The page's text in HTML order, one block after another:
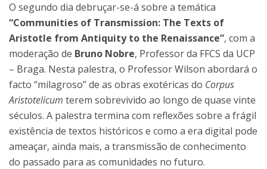
O segundo dia debruçar-se-á sobre a temática
“Communities of Transmission: The Texts of
Aristotle from Antiquity to the Renaissance”, com a
moderação de Bruno Nobre, Professor da FFCS da UCP
– Braga. Nesta palestra, o Professor Wilson abordará o
facto “milagroso” de as obras exotéricas do Corpus
Aristotelicum terem sobrevivido ao longo de quase vinte
séculos. A palestra termina com reflexões sobre a frágil
existência de textos históricos e como a era digital pode
ameaçar, ainda mais, a transmissão de conhecimento
do passado para as comunidades no futuro.